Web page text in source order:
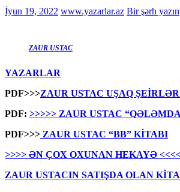
İyun 19, 2022 www.yazarlar.az Bir şərh yazın
ZAUR USTAC
YAZARLAR
PDF>>>ZAUR USTAC UŞAQ
PDF: >>>>> ZAUR USTAC
PDF>>> ZAUR USTAC “BB” KİTABI
>>>> ƏN ÇOX OXUNAN HEKAYƏ
ZAUR USTACIN SATIŞDA OLAN